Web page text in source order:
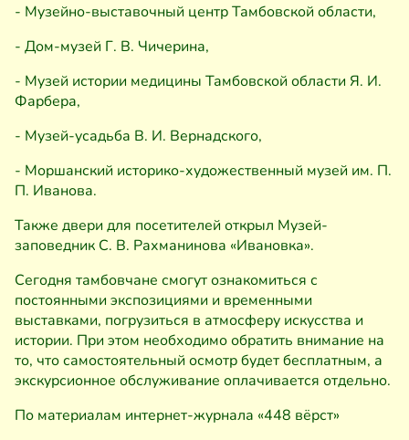
- Музейно-выставочный центр Тамбовской области,
- Дом-музей Г. В. Чичерина,
- Музей истории медицины Тамбовской области Я. И.
Фарбера,
- Музей-усадьба В. И. Вернадского,
- Моршанский историко-художественный музей им. П.
П. Иванова.
Также двери для посетителей открыл Музей-
заповедник С. В. Рахманинова «Ивановка».
Сегодня тамбовчане смогут ознакомиться с
постоянными экспозициями и временными
выставками, погрузиться в атмосферу искусства и
истории. При этом необходимо обратить внимание на
то, что самостоятельный осмотр будет бесплатным, а
экскурсионное обслуживание оплачивается отдельно.
По материалам интернет-журнала «448 вёрст»